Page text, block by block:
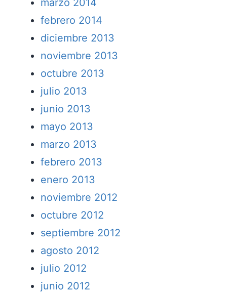
febrero 2014
diciembre 2013
noviembre 2013
octubre 2013
julio 2013
junio 2013
mayo 2013
marzo 2013
febrero 2013
enero 2013
noviembre 2012
octubre 2012
septiembre 2012
agosto 2012
julio 2012
junio 2012